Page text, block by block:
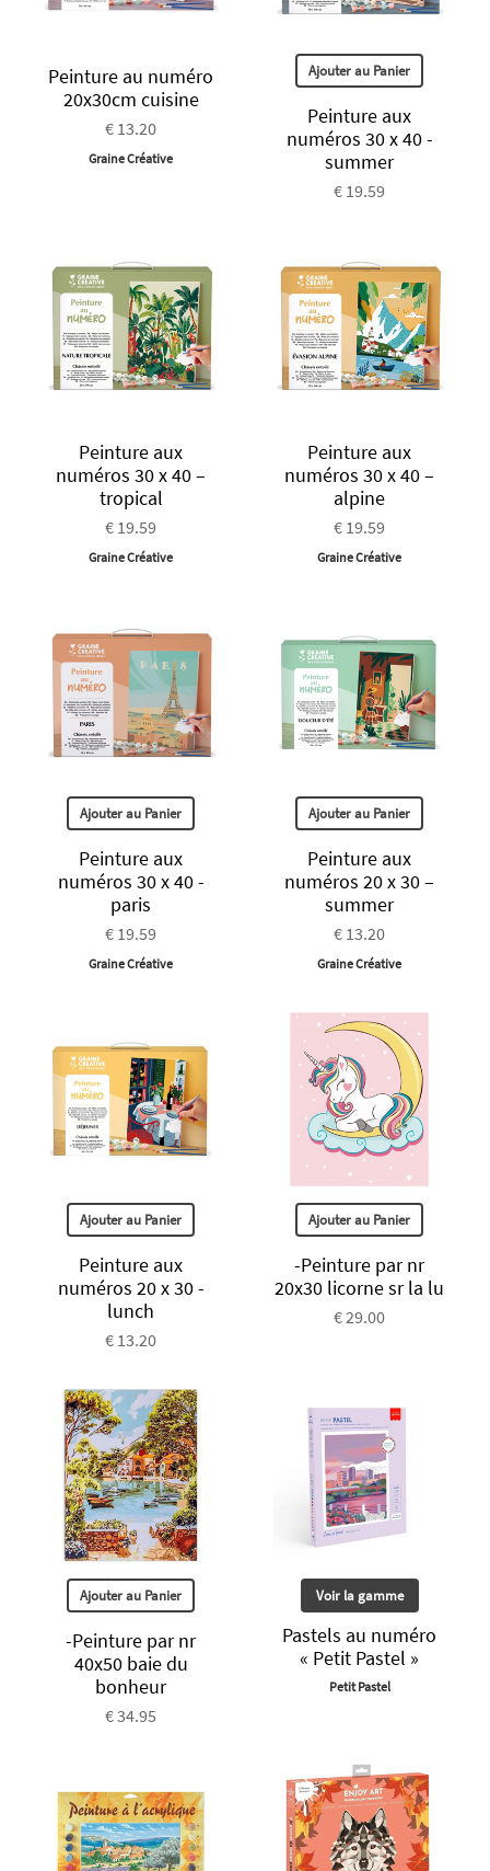
Peinture au numéro
20x30cm cuisine
€ 13.20
Graine Créative
Ajouter au Panier
Peinture aux
numéros 30 x 40 -
summer
€ 19.59
Peinture aux
numéros 30 x 40 –
tropical
€ 19.59
Graine Créative
Peinture aux
numéros 30 x 40 –
alpine
€ 19.59
Graine Créative
Ajouter au Panier
Peinture aux
numéros 30 x 40 -
paris
€ 19.59
Graine Créative
Ajouter au Panier
Peinture aux
numéros 20 x 30 –
summer
€ 13.20
Graine Créative
Ajouter au Panier
Peinture aux
numéros 20 x 30 -
lunch
€ 13.20
Ajouter au Panier
-Peinture par nr
20x30 licorne sr la lu
€ 29.00
Ajouter au Panier
-Peinture par nr
40x50 baie du
bonheur
€ 34.95
Voir la gamme
Pastels au numéro
« Petit Pastel »
Petit Pastel